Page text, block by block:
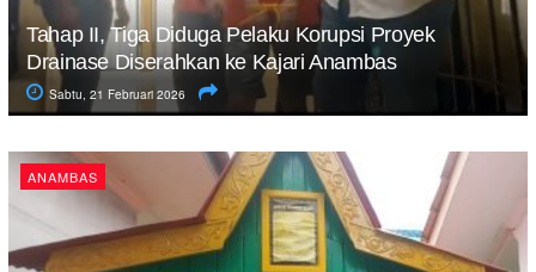
Tahap II, Tiga Diduga Pelaku Korupsi Proyek
Drainase Diserahkan ke Kajari Anambas
Sabtu, 21 Februari 2026
ANAMBAS